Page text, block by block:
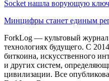
Socket нашла ворующую
Минцифры станет единым
ForkLog — культовый
технологиях будущего. С
биткоина, искусственного
и других систем,
цивилизации. Все